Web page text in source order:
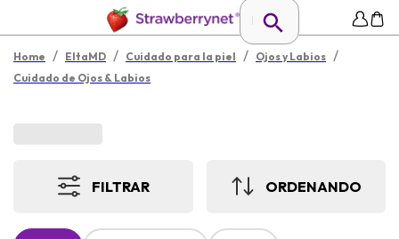
Home / EltaMD / Cuidado para la piel / Ojos y Labios /
Cuidado de Ojos & Labios
FILTRAR ORDENANDO